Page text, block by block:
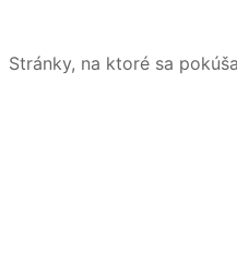
Stránky, na ktoré sa